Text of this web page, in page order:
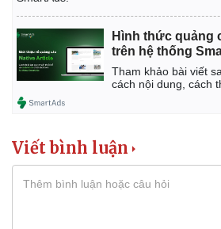
Hình thức quảng
trên hệ thống
Tham khảo bài viết
cách nội dung, cách
Viết bình luận